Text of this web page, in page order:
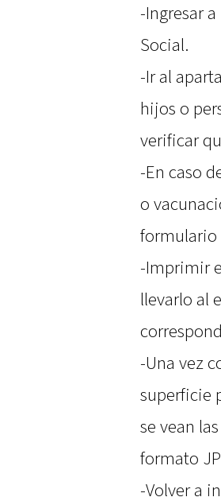
-Ingresar
Social.
-Ir al
hijos o
verificar
-En caso
o
formulario
-Imprimir
llevarlo al
-Una vez
superficie
se vean
formato
-Volver a